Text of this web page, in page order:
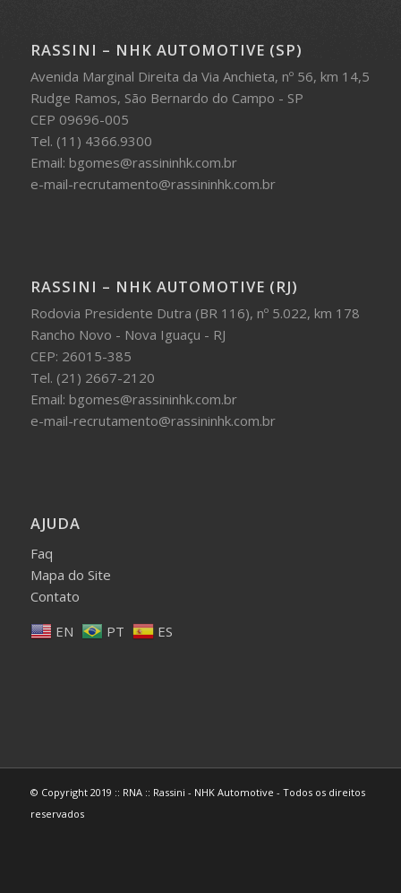
RASSINI – NHK AUTOMOTIVE (SP)
Avenida Marginal Direita da Via Anchieta, nº 56, km 14,5
Rudge Ramos, São Bernardo do Campo - SP
CEP 09696-005
Tel. (11) 4366.9300
Email: bgomes@rassininhk.com.br
e-mail-recrutamento@rassininhk.com.br
RASSINI – NHK AUTOMOTIVE (RJ)
Rodovia Presidente Dutra (BR 116), nº 5.022, km 178
Rancho Novo - Nova Iguaçu - RJ
CEP: 26015-385
Tel. (21) 2667-2120
Email: bgomes@rassininhk.com.br
e-mail-recrutamento@rassininhk.com.br
AJUDA
Faq
Mapa do Site
Contato
EN
PT ES
© Copyright 2019 :: RNA :: Rassini - NHK Automotive - Todos os direitos
reservados